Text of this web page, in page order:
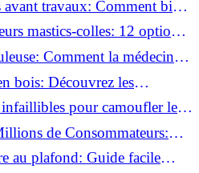
avant travaux: Comment bien
mastics-colles: 12 options
Comment la médecine
votre confiance!
bois: Découvrez les
pour un résultat parfait!
pour camoufler les
de Consommateurs:
rides numéro un!
au plafond: Guide facile